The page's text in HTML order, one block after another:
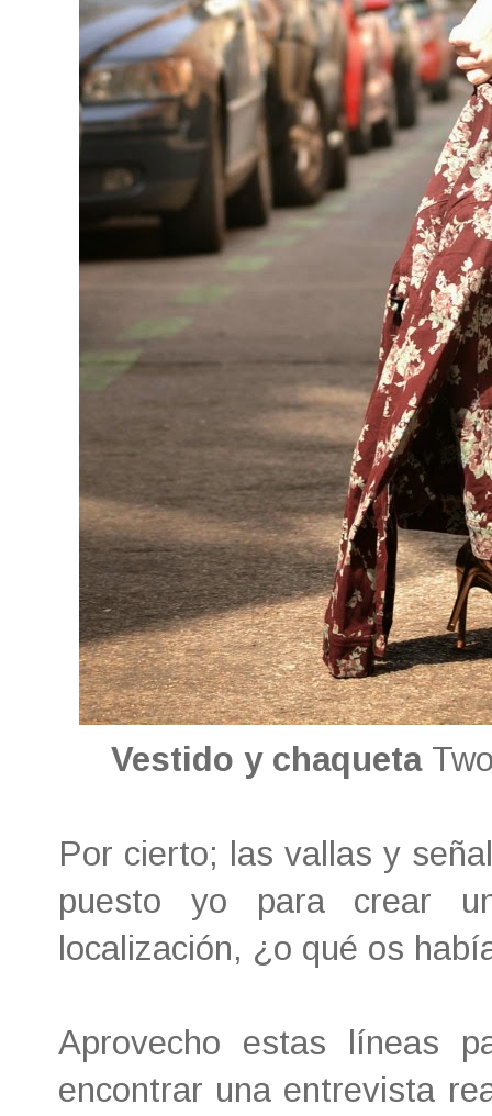
Vestido y chaqueta
Por cierto; las vallas y
puesto yo para crear
localización, ¿o qué os
Aprovecho estas líneas
encontrar una entrevista